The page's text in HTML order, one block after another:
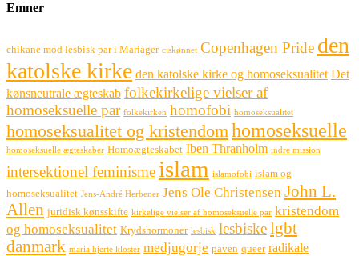
Emner
chikane mod lesbisk par i Mariager ciskønnet Copenhagen Pride den
katolske kirke den katolske kirke og homoseksualitet Det
kønsneutrale ægteskab folkekirkelige vielser af
homoseksuelle par folkekirken homofobi homoseksualitet
homoseksualitet og kristendom homoseksuelle
homoseksuelle ægteskaber Homoægteskabet Iben Thranholm indre mission
intersektionel feminisme islam islamofobi islam og
homoseksualitet Jens-André Herbener Jens Ole Christensen John L.
Allen juridisk kønsskifte kirkelige vielser af homoseksuelle par kristendom
og homoseksualitet Krydshormoner lesbisk lesbiskelgbt
danmark maria hjerte kloster medjugorje paven queer radikale